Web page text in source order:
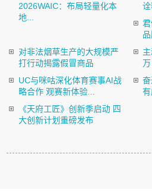
2026WAIC：布局轻量化本
地...
对非法烟草生产的大规模严
打行动揭露假冒商品
万
UC与咪咕深化体育赛事AI战
略合作 观赛新体验...
《天府工匠》创新季启动 四
大创新计划重磅发布